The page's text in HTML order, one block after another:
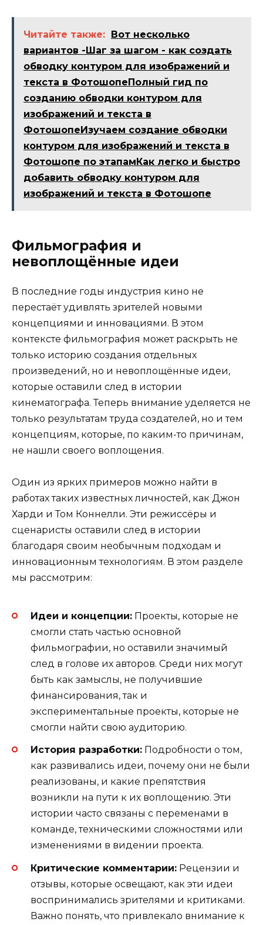
Читайте также: Вот несколько
вариантов -Шаг за шагом - как создать
обводку контуром для изображений и
текста в ФотошопеПолный гид по
созданию обводки контуром для
изображений и текста в
ФотошопеИзучаем создание обводки
контуром для изображений и текста в
Фотошопе по этапамКак легко и быстро
добавить обводку контуром для
изображений и текста в Фотошопе
Фильмография и
невоплощённые идеи
В последние годы индустрия кино не
перестаёт удивлять зрителей новыми
концепциями и инновациями. В этом
контексте фильмография может раскрыть не
только историю создания отдельных
произведений, но и невоплощённые идеи,
которые оставили след в истории
кинематографа. Теперь внимание уделяется не
только результатам труда создателей, но и тем
концепциям, которые, по каким-то причинам,
не нашли своего воплощения.
Один из ярких примеров можно найти в
работах таких известных личностей, как Джон
Харди и Том Коннелли. Эти режиссёры и
сценаристы оставили след в истории
благодаря своим необычным подходам и
инновационным технологиям. В этом разделе
мы рассмотрим:
Идеи и концепции: Проекты, которые не
смогли стать частью основной
фильмографии, но оставили значимый
след в голове их авторов. Среди них могут
быть как замыслы, не получившие
финансирования, так и
экспериментальные проекты, которые не
смогли найти свою аудиторию.
История разработки: Подробности о том,
как развивались идеи, почему они не были
реализованы, и какие препятствия
возникли на пути к их воплощению. Эти
истории часто связаны с переменами в
команде, техническими сложностями или
изменениями в видении проекта.
Критические комментарии: Рецензии и
отзывы, которые освещают, как эти идеи
воспринимались зрителями и критиками.
Важно понять, что привлекало внимание к